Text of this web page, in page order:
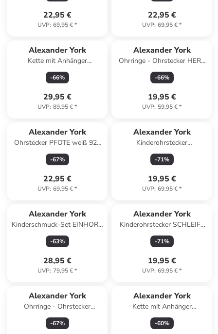
22,95 €
UVP: 69,95 €*
22,95 €
UVP: 69,95 €*
Alexander York
Kette mit Anhänger
SEEPFERD Kristall 925
Sterling Silber, 2-tlg. in silber
-66%
29,95 €
UVP: 89,95 €*
Alexander York
Ohrringe - Ohrstecker HERZ
regenbogenfarben in 925
Silber - 2-tlg.
-66%
19,95 €
UVP: 59,95 €*
Alexander York
Ohrstecker PFOTE weiß 925
Sterling Silber in Gold, 2-tlg.
-67%
22,95 €
UVP: 69,95 €*
Alexander York
Kinderohrstecker
WHALECORN in 925 Sterling
Silber, 2-tlg.
-71%
19,95 €
UVP: 69,95 €*
Alexander York
Kinderschmuck-Set EINHORN
HERZ hellrosa in 925 Sterling
Silber, 4-tlg. in silber
-63%
28,95 €
UVP: 79,95 €*
Alexander York
Kinderohrstecker SCHLEIFE
mit Kristall weiß in 925 Silber
- 2-tlg.
-71%
19,95 €
UVP: 69,95 €*
Alexander York
Ohrringe - Ohrstecker
WEIHNACHTSBAUM Kristall
in 925 Silber - 2-tlg.
-67%
Alexander York
Kette mit Anhänger
HUFEISEN in 925 Sterling
Silber, 2-tlg. in silber
-60%